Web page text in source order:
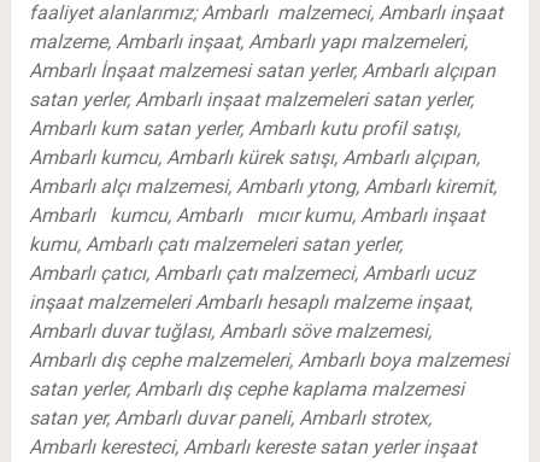
faaliyet alanlarımız; Ambarlı malzemeci, Ambarlı inşaat
malzeme, Ambarlı inşaat, Ambarlı yapı malzemeleri,
Ambarlı İnşaat malzemesi satan yerler, Ambarlı alçıpan
satan yerler, Ambarlı inşaat malzemeleri satan yerler,
Ambarlı kum satan yerler, Ambarlı kutu profil satışı,
Ambarlı kumcu, Ambarlı kürek satışı, Ambarlı alçıpan,
Ambarlı alçı malzemesi, Ambarlı ytong, Ambarlı kiremit,
Ambarlı kumcu, Ambarlı mıcır kumu, Ambarlı inşaat
kumu, Ambarlı çatı malzemeleri satan yerler,
Ambarlı çatıcı, Ambarlı çatı malzemeci, Ambarlı ucuz
inşaat malzemeleri Ambarlı hesaplı malzeme inşaat,
Ambarlı duvar tuğlası, Ambarlı söve malzemesi,
Ambarlı dış cephe malzemeleri, Ambarlı boya malzemesi
satan yerler, Ambarlı dış cephe kaplama malzemesi
satan yer, Ambarlı duvar paneli, Ambarlı strotex,
Ambarlı keresteci, Ambarlı kereste satan yerler inşaat